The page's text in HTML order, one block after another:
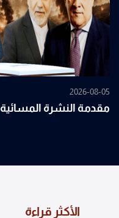
2026-08-05
مقدمة النشرة المسائية 05-08-2026
الأكثر قراءة